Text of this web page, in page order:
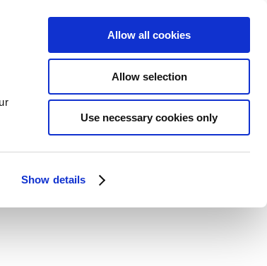
Show details
Allow all cookies
Allow selection
Use necessary cookies only